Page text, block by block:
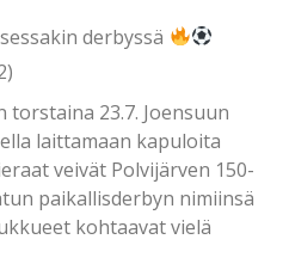
derbyssä
torstaina 23.7. Joensuun
laittamaan kapuloita
veivät Polvijärven 150-
paikallisderbyn nimiinsä
kohtaavat vielä